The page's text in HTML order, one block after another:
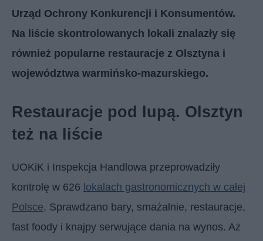
Urząd Ochrony Konkurencji i Konsumentów.
Na liście skontrolowanych lokali znalazły się
również popularne restauracje z Olsztyna i
województwa warmińsko-mazurskiego.
Restauracje pod lupą. Olsztyn
też na liście
UOKiK i Inspekcja Handlowa przeprowadziły
kontrolę w 626 lokalach gastronomicznych w całej
Polsce. Sprawdzano bary, smażalnie, restauracje,
fast foody i knajpy serwujące dania na wynos. Aż